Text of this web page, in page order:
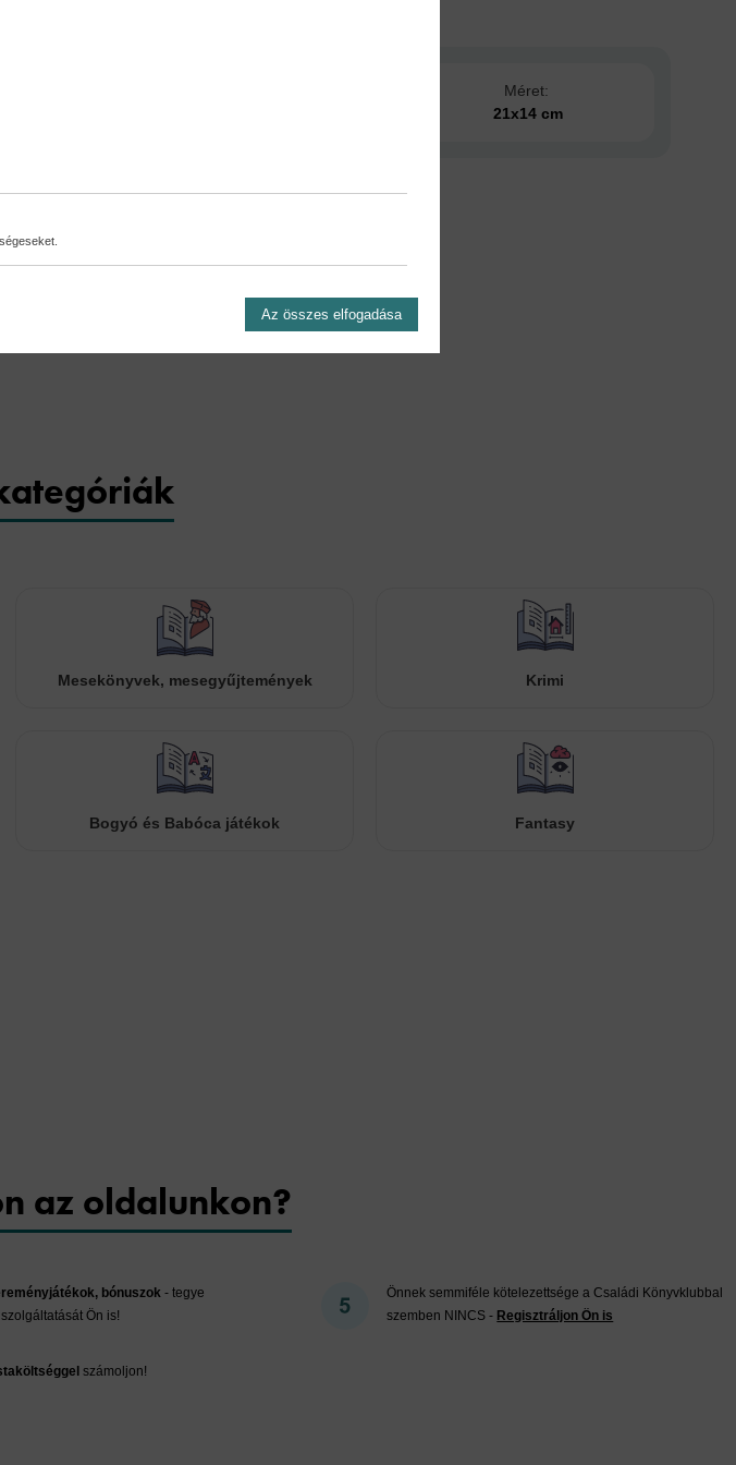
Méret:
21x14 cm
Mesekönyvek, mesegyűjtemények Krimi
Bogyó és Babóca játékok Fantasy
az oldalunkon?
bónuszok- tegye
Ön is!
számoljon!
Önnek semmiféle kötelezettsége a Családi Könyvklubbal
szemben NINCS - Regisztráljon Ön is
Az összes elfogadása